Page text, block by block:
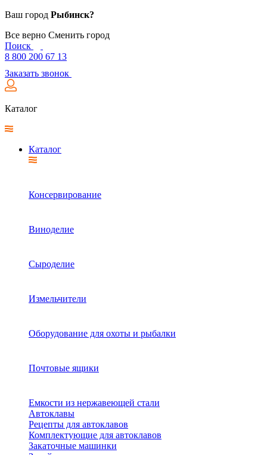
Ваш город Рыбинск?
Все верно Сменить город
Поиск
8 800 200 67 13
Заказать звонок
Каталог
Каталог
Консервирование
Виноделие
Сыроделие
Измельчители
Оборудование для охоты и рыбалки
Почтовые ящики
Емкости из нержавеющей стали
Автоклавы
Рецепты для автоклавов
Комплектующие для автоклавов
Закаточные машинки